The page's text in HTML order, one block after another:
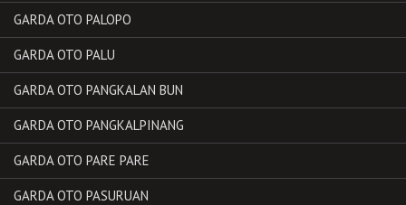
GARDA OTO PALOPO
GARDA OTO PALU
GARDA OTO PANGKALAN BUN
GARDA OTO PANGKALPINANG
GARDA OTO PARE PARE
GARDA OTO PASURUAN